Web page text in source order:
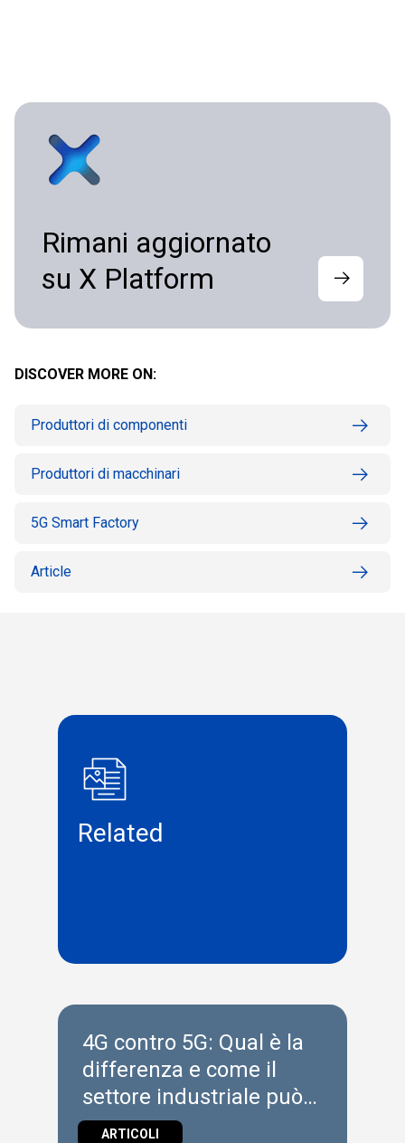
Rimani aggiornato
su X Platform
DISCOVER MORE ON:
Produttori di componenti
Produttori di macchinari
5G Smart Factory
Article
Related
4G contro 5G: Qual è la
differenza e come il
settore industriale può
beneficiarne?
ARTICOLI